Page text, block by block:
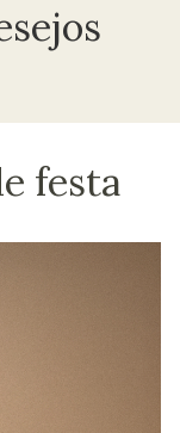
festa